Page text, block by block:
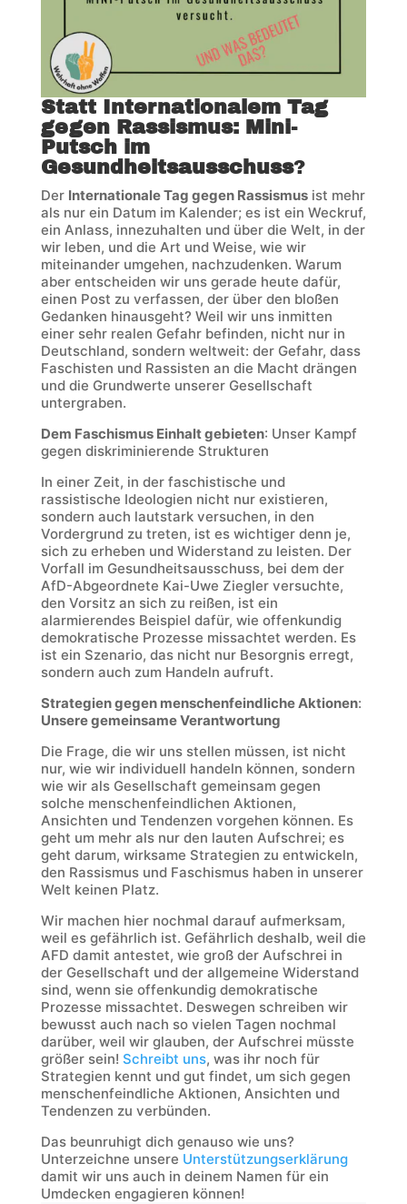
Statt Internationalem Tag
gegen Rassismus: Mini-
Putsch im
Gesundheitsausschuss?
Der Internationale Tag gegen Rassismusist mehr
als nur ein Datum im Kalender; es ist ein Weckruf,
ein Anlass, innezuhalten und über die Welt, in der
wir leben, und die Art und Weise, wie wir
miteinander umgehen, nachzudenken. Warum
aber entscheiden wir uns gerade heute dafür,
einen Post zu verfassen, der über den bloßen
Gedanken hinausgeht? Weil wir uns inmitten
einer sehr realen Gefahr befinden, nicht nur in
Deutschland, sondern weltweit: der Gefahr, dass
Faschisten und Rassisten an die Macht drängen
und die Grundwerte unserer Gesellschaft
untergraben.
Dem Faschismus Einhalt gebieten: Unser Kampf
gegen diskriminierende Strukturen
In einer Zeit, in der faschistische und
rassistische Ideologien nicht nur existieren,
sondern auch lautstark versuchen, in den
Vordergrund zu treten, ist es wichtiger denn je,
sich zu erheben und Widerstand zu leisten. Der
Vorfall im Gesundheitsausschuss, bei dem der
AfD-Abgeordnete Kai-Uwe Ziegler versuchte,
den Vorsitz an sich zu reißen, ist ein
alarmierendes Beispiel dafür, wie offenkundig
demokratische Prozesse missachtet werden. Es
ist ein Szenario, das nicht nur Besorgnis erregt,
sondern auch zum Handeln aufruft.
Strategien gegen menschenfeindliche Aktionen:
Unsere gemeinsame Verantwortung
Die Frage, die wir uns stellen müssen, ist nicht
nur, wie wir individuell handeln können, sondern
wie wir als Gesellschaft gemeinsam gegen
solche menschenfeindlichen Aktionen,
Ansichten und Tendenzen vorgehen können. Es
geht um mehr als nur den lauten Aufschrei; es
geht darum, wirksame Strategien zu entwickeln,
den Rassismus und Faschismus haben in unserer
Welt keinen Platz.
Wir machen hier nochmal darauf aufmerksam,
weil es gefährlich ist. Gefährlich deshalb, weil die
AFD damit antestet, wie groß der Aufschrei in
der Gesellschaft und der allgemeine Widerstand
sind, wenn sie offenkundig demokratische
Prozesse missachtet. Deswegen schreiben wir
bewusst auch nach so vielen Tagen nochmal
darüber, weil wir glauben, der Aufschrei müsste
größer sein! Schreibt uns, was ihr noch für
Strategien kennt und gut findet, um sich gegen
menschenfeindliche Aktionen, Ansichten und
Tendenzen zu verbünden.
Das beunruhigt dich genauso wie uns?
Unterzeichne unsere Unterstützungserklärung
damit wir uns auch in deinem Namen für ein
Umdecken engagieren können!